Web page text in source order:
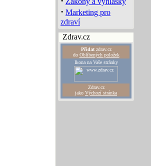
· Marketing pro
zdraví
Zdrav.cz
Přidatzdrav.cz
do Oblíbených položek
Ikona na Vaše stránky
Zdrav.cz
jako Výchozí stránka